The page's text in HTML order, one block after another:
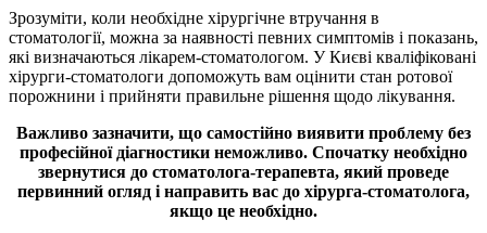
Зрозуміти, коли необхідне хірургічне втручання в
стоматології, можна за наявності певних симптомів і показань,
які визначаються лікарем-стоматологом. У Києві кваліфіковані
хірурги-стоматологи допоможуть вам оцінити стан ротової
порожнини і прийняти правильне рішення щодо лікування.
Важливо зазначити, що самостійно виявити проблему без
професійної діагностики неможливо. Спочатку необхідно
звернутися до стоматолога-терапевта, який проведе
первинний огляд і направить вас до хірурга-стоматолога,
якщо це необхідно.